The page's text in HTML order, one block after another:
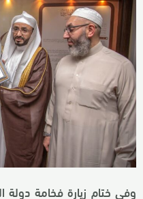
وفي ختام زيارة فخامة دولة